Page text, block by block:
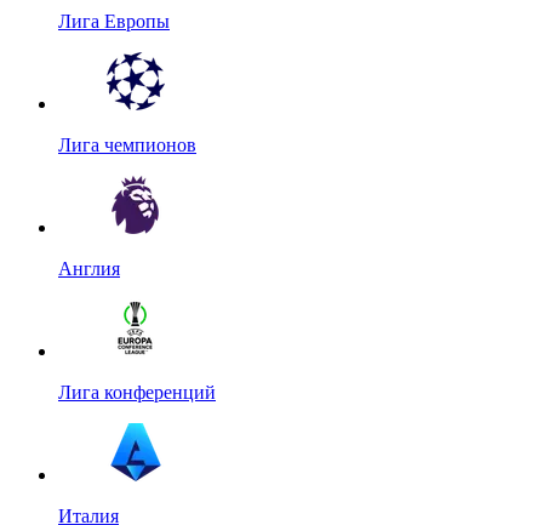
Лига Европы
Лига чемпионов
Англия
Лига конференций
Италия